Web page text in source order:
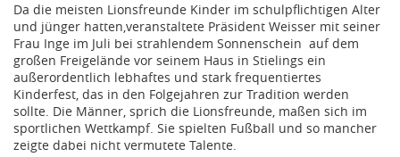
Da die meisten Lionsfreunde Kinder im schulpflichtigen Alter
und jünger hatten,veranstaltete Präsident Weisser mit seiner
Frau Inge im Juli bei strahlendem Sonnenschein auf dem
großen Freigelände vor seinem Haus in Stielings ein
außerordentlich lebhaftes und stark frequentiertes
Kinderfest, das in den Folgejahren zur Tradition werden
sollte. Die Männer, sprich die Lionsfreunde, maßen sich im
sportlichen Wettkampf. Sie spielten Fußball und so mancher
zeigte dabei nicht vermutete Talente.